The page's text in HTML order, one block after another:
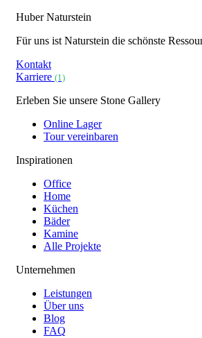
Huber Naturstein
Für uns ist Naturstein die schönste
Kontakt
Karriere (1)
Erleben Sie unsere Stone Gallery
Online Lager
Tour vereinbaren
Inspirationen
Office
Home
Küchen
Bäder
Kamine
Alle Projekte
Unternehmen
Leistungen
Über uns
Blog
FAQ